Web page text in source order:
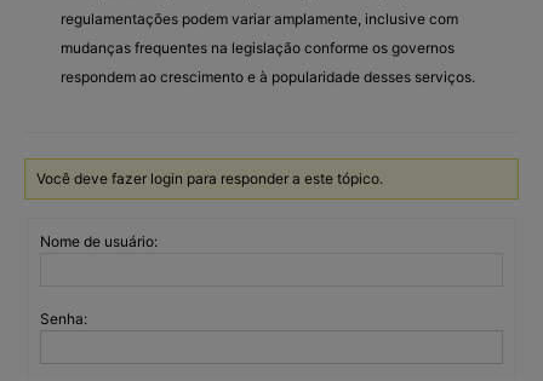
regulamentações podem variar amplamente, inclusive com
mudanças frequentes na legislação conforme os governos
respondem ao crescimento e à popularidade desses serviços.
Você deve fazer login para responder a este tópico.
Nome de usuário:
Senha: